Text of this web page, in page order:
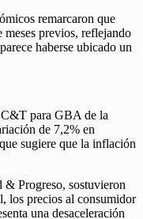
remarcaron que
meses previos, reflejando
haberse ubicado un
C&T para GBA de la
de 7,2% en
sugiere que la inflación
& Progreso, sostuvieron
los precios al consumidor
una desaceleración